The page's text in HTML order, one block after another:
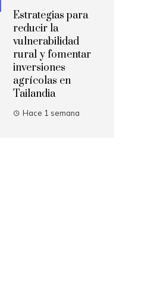
Estrategias para
reducir la
vulnerabilidad
rural y fomentar
inversiones
agrícolas en
Tailandia
Hace 1 semana